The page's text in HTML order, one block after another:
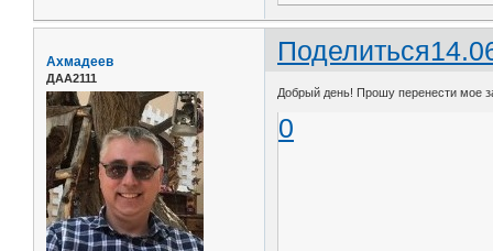
Поделиться
Ахмадеев
ДАА2111
Добрый день! Прошу перенести мое
0